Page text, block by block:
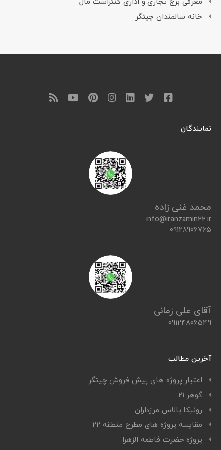
خانه سالمندان چیتگر
نمایندگان
محمد غنی زاده
info@iranzamin22.ir
09128906765
آقای علی زمانی
09124806549
آخرین مطالب
اعتبار پروژه های پیش فروش چیتگر
گوهر ۲۱
رونیکا پالاس مرزداران
مقایسه پروژه های مطرح منطقه ۲۲
پروژه حضرت فاطمه الزهرا